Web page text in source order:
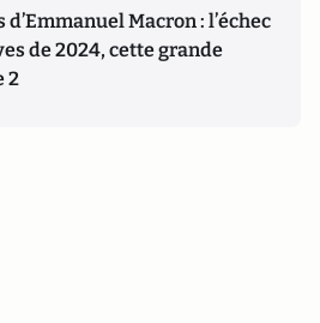
Macron : l’échec
de 2024, cette grande
2